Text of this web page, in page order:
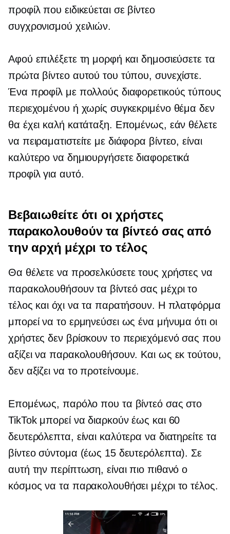
προφίλ που ειδικεύεται σε βίντεο
συγχρονισμού χειλιών.
Αφού επιλέξετε τη μορφή και δημοσιεύσετε τα
πρώτα βίντεο αυτού του τύπου, συνεχίστε.
Ένα προφίλ με πολλούς διαφορετικούς τύπους
περιεχομένου ή χωρίς συγκεκριμένο θέμα δεν
θα έχει καλή κατάταξη. Επομένως, εάν θέλετε
να πειραματιστείτε με διάφορα βίντεο, είναι
καλύτερο να δημιουργήσετε διαφορετικά
προφίλ για αυτό.
Βεβαιωθείτε ότι οι χρήστες
παρακολουθούν τα βίντεό σας από
την αρχή μέχρι το τέλος
Θα θέλετε να προσελκύσετε τους χρήστες να
παρακολουθήσουν τα βίντεό σας μέχρι το
τέλος και όχι να τα παρατήσουν. Η πλατφόρμα
μπορεί να το ερμηνεύσει ως ένα μήνυμα ότι οι
χρήστες δεν βρίσκουν το περιεχόμενό σας που
αξίζει να παρακολουθήσουν. Και ως εκ τούτου,
δεν αξίζει να το προτείνουμε.
Επομένως, παρόλο που τα βίντεό σας στο
TikTok μπορεί να διαρκούν έως και 60
δευτερόλεπτα, είναι καλύτερα να διατηρείτε τα
βίντεο σύντομα (έως 15 δευτερόλεπτα). Σε
αυτή την περίπτωση, είναι πιο πιθανό ο
κόσμος να τα παρακολουθήσει μέχρι το τέλος.